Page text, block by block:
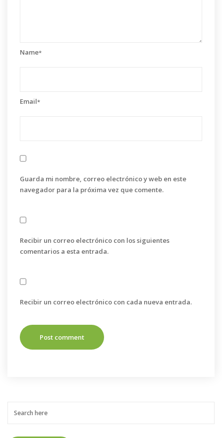
Name*
Email*
Guarda mi nombre, correo electrónico y web en este
navegador para la próxima vez que comente.
Recibir un correo electrónico con los siguientes
comentarios a esta entrada.
Recibir un correo electrónico con cada nueva entrada.